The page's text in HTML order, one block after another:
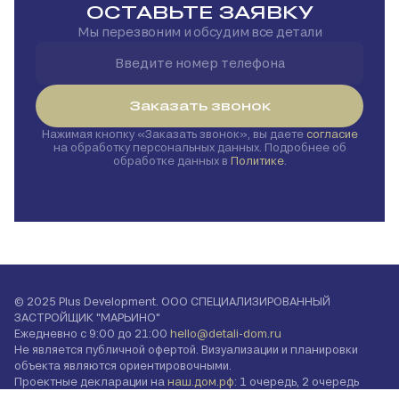
ОСТАВЬТЕ ЗАЯВКУ
Мы перезвоним и обсудим все детали
Заказать звонок
Нажимая кнопку Заказать звонок , вы даете согласие
на обработку персональных данных. Подробнее об
обработке данных в Политике.
© 2025 Plus Development. ООО СПЕЦИАЛИЗИРОВАННЫЙ
ЗАСТРОЙЩИК "МАРЬИНО"
Ежедневно с 9:00 до 21:00 hello@detali-dom.ru
Не является публичной офертой. Визуализации и планировки
объекта являются ориентировочными.
Проектные декларации на наш.дом.рф: 1 очередь, 2 очередь